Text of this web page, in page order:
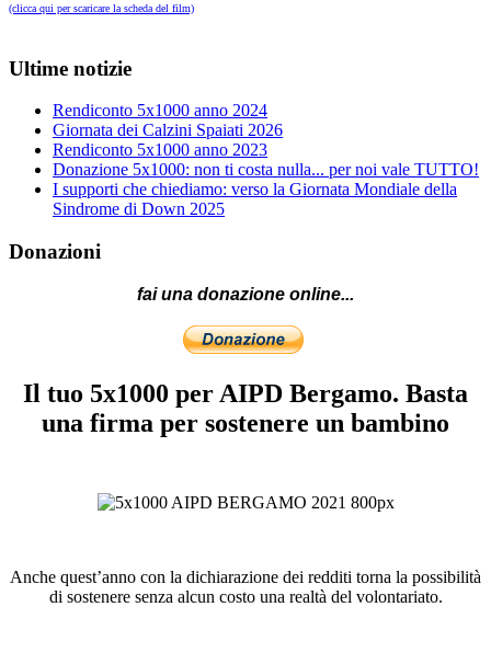
(clicca qui per scaricare la scheda del film)
Ultime notizie
Rendiconto 5x1000 anno 2024
Giornata dei Calzini Spaiati 2026
Rendiconto 5x1000 anno 2023
Donazione 5x1000: non ti costa nulla... per noi vale TUTTO!
I supporti che chiediamo: verso la Giornata Mondiale della
Sindrome di Down 2025
Donazioni
fai una donazione online...
Il tuo 5x1000 per AIPD Bergamo. Basta
una firma per sostenere un bambino
Anche quest’anno con la dichiarazione dei redditi torna la possibilità
di sostenere senza alcun costo una realtà del volontariato.